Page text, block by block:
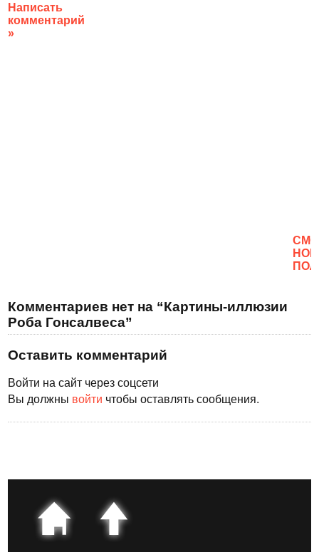
Написать
комментарий
»
Комментариев нет на “Картины-иллюзии
Роба Гонсалвеса”
Оставить комментарий
Войти на сайт через соцсети
Вы должны войти чтобы оставлять сообщения.